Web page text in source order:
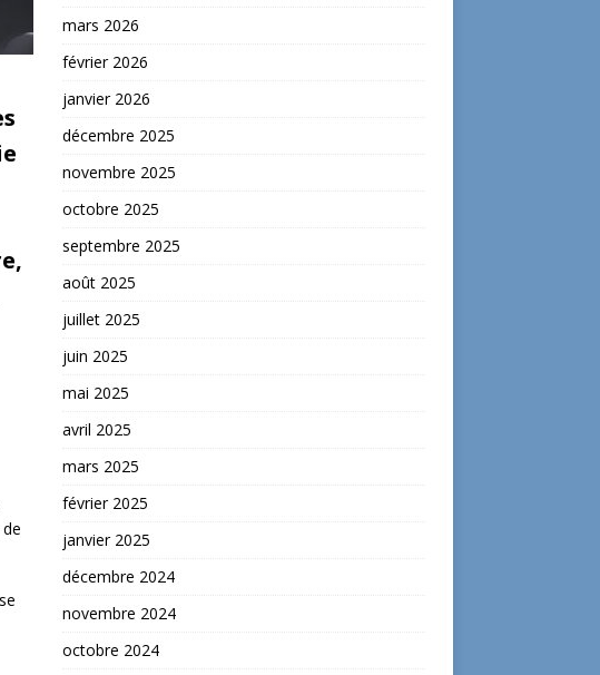
mars 2026
février 2026
janvier 2026
décembre 2025
novembre 2025
octobre 2025
septembre 2025
août 2025
juillet 2025
juin 2025
mai 2025
avril 2025
mars 2025
février 2025
janvier 2025
décembre 2024
novembre 2024
octobre 2024